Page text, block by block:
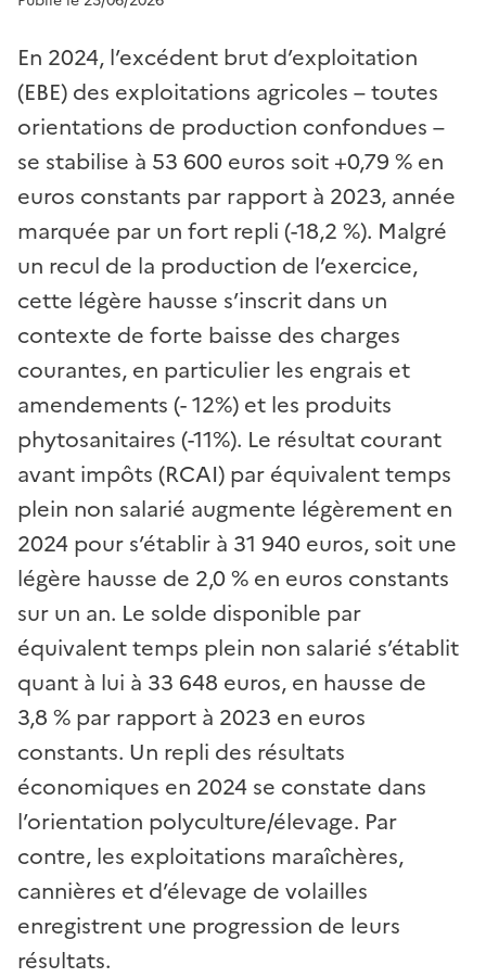
En 2024, l’excédent brut d’exploitation
(EBE) des exploitations agricoles – toutes
orientations de production confondues –
se stabilise à 53 600 euros soit +0,79 % en
euros constants par rapport à 2023, année
marquée par un fort repli (-18,2 %). Malgré
un recul de la production de l’exercice,
cette légère hausse s’inscrit dans un
contexte de forte baisse des charges
courantes, en particulier les engrais et
amendements (- 12%) et les produits
phytosanitaires (-11%). Le résultat courant
avant impôts (RCAI) par équivalent temps
plein non salarié augmente légèrement en
2024 pour s’établir à 31 940 euros, soit une
légère hausse de 2,0 % en euros constants
sur un an. Le solde disponible par
équivalent temps plein non salarié s’établit
quant à lui à 33 648 euros, en hausse de
3,8 % par rapport à 2023 en euros
constants. Un repli des résultats
économiques en 2024 se constate dans
l’orientation polyculture/élevage. Par
contre, les exploitations maraîchères,
cannières et d’élevage de volailles
enregistrent une progression de leurs
résultats.